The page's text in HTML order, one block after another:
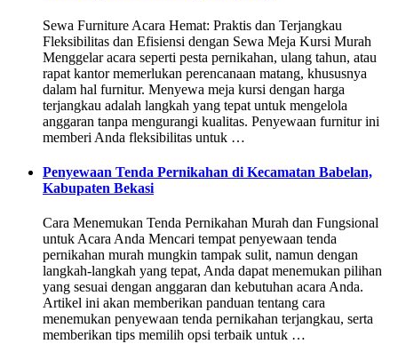
Sewa Furniture Acara Hemat: Praktis dan Terjangkau
Fleksibilitas dan Efisiensi dengan Sewa Meja Kursi Murah
Menggelar acara seperti pesta pernikahan, ulang tahun, atau
rapat kantor memerlukan perencanaan matang, khususnya
dalam hal furnitur. Menyewa meja kursi dengan harga
terjangkau adalah langkah yang tepat untuk mengelola
anggaran tanpa mengurangi kualitas. Penyewaan furnitur ini
memberi Anda fleksibilitas untuk …
Penyewaan Tenda Pernikahan di Kecamatan Babelan,
Kabupaten Bekasi
Cara Menemukan Tenda Pernikahan Murah dan Fungsional
untuk Acara Anda Mencari tempat penyewaan tenda
pernikahan murah mungkin tampak sulit, namun dengan
langkah-langkah yang tepat, Anda dapat menemukan pilihan
yang sesuai dengan anggaran dan kebutuhan acara Anda.
Artikel ini akan memberikan panduan tentang cara
menemukan penyewaan tenda pernikahan terjangkau, serta
memberikan tips memilih opsi terbaik untuk …